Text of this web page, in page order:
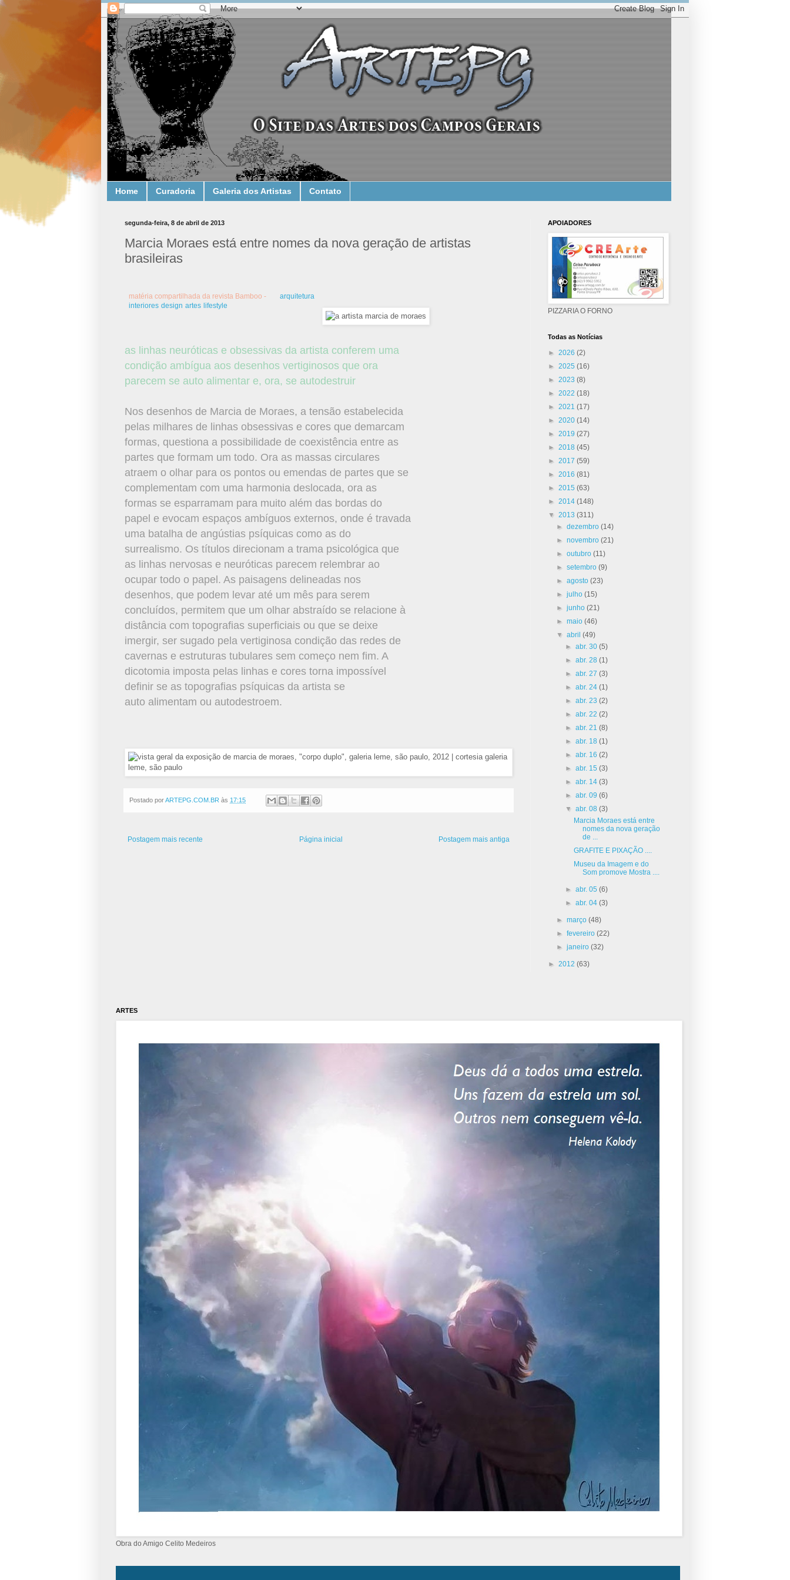
Home Curadoria Galeria dos Artistas Contato
segunda-feira, 8 de abril de 2013
Marcia Moraes está entre nomes da nova geração de artistas
brasileiras
matéria compartilhada da revista Bamboo -
arquitetura
interiores design artes lifestyle
as linhas neuróticas e obsessivas da artista conferem uma
condição ambígua aos desenhos vertiginosos que ora
parecem se auto alimentar e, ora, se autodestruir
Nos desenhos de Marcia de Moraes, a tensão estabelecida
pelas milhares de linhas obsessivas e cores que demarcam
formas, questiona a possibilidade de coexistência entre as
partes que formam um todo. Ora as massas circulares
atraem o olhar para os pontos ou emendas de partes que se
complementam com uma harmonia deslocada, ora as
formas se esparramam para muito além das bordas do
papel e evocam espaços ambíguos externos, onde é travada
uma batalha de angústias psíquicas como as do
surrealismo. Os títulos direcionam a trama psicológica que
as linhas nervosas e neuróticas parecem relembrar ao
ocupar todo o papel. As paisagens delineadas nos
desenhos, que podem levar até um mês para serem
concluídos, permitem que um olhar abstraído se relacione à
distância com topografias superficiais ou que se deixe
imergir, ser sugado pela vertiginosa condição das redes de
cavernas e estruturas tubulares sem começo nem fim. A
dicotomia imposta pelas linhas e cores torna impossível
definir se as topografias psíquicas da artista se
auto alimentam ou autodestroem.
Postado porARTEPG.COM.BR às 17:15
Postagem mais recente Postagem mais antiga
Página inicial
APOIADORES
PIZZARIA O FORNO
Todas as Notícias
► 2026 (2)
► 2025 (16)
► 2023 (8)
► 2022 (18)
► 2021 (17)
► 2020 (14)
► 2019 (27)
► 2018 (45)
► 2017 (59)
► 2016 (81)
► 2015 (63)
► 2014 (148)
▼ 2013 (311)
►dezembro(14)
►novembro(21)
►outubro(11)
►setembro(9)
►agosto(23)
►julho(15)
►junho(21)
►maio(46)
▼abril(49)
► abr. 30 (5)
► abr. 28 (1)
► abr. 27 (3)
► abr. 24 (1)
► abr. 23 (2)
► abr. 22 (2)
► abr. 21 (8)
► abr. 18 (1)
► abr. 16 (2)
► abr. 15 (3)
► abr. 14 (3)
► abr. 09 (6)
▼ abr. 08 (3)
Marcia Moraes está entre
nomes da nova geração
de ...
GRAFITE E PIXAÇÃO ....
Museu da Imagem e do
Som promove Mostra ....
► abr. 05 (6)
► abr. 04 (3)
►março(48)
►fevereiro(22)
►janeiro(32)
► 2012 (63)
ARTES
Obra do Amigo Celito Medeiros